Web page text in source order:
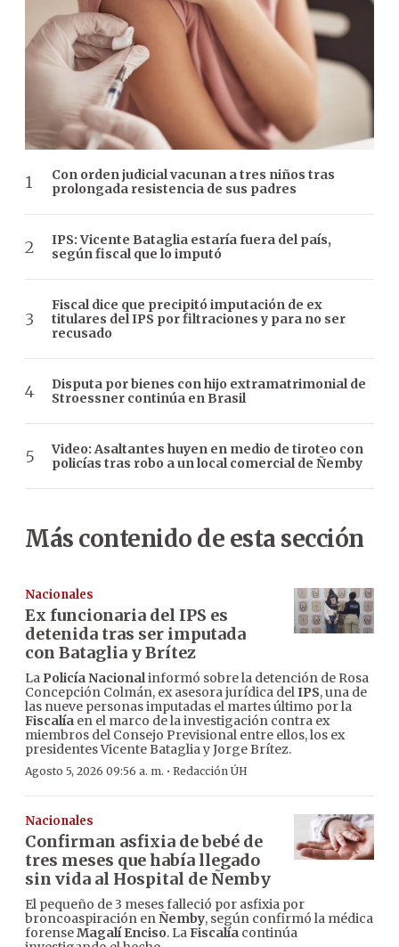
Con orden judicial vacunan a tres niños tras
prolongada resistencia de sus padres
IPS: Vicente Bataglia estaría fuera del país,
según fiscal que lo imputó
Fiscal dice que precipitó imputación de ex
titulares del IPS por filtraciones y para no ser
recusado
Disputa por bienes con hijo extramatrimonial de
Stroessner continúa en Brasil
Video: Asaltantes huyen en medio de tiroteo con
policías tras robo a un local comercial de Ñemby
Más contenido de esta sección
Nacionales
Ex funcionaria del IPS es
detenida tras ser imputada
con Bataglia y Brítez
La Policía Nacionalinformó sobre la detención de Rosa
Concepción Colmán, ex asesora jurídica delIPS, una de
las nueve personas imputadas el martes último por la
Fiscalía en el marco de la investigación contra ex
miembros del Consejo Previsional entre ellos, los ex
presidentes Vicente Bataglia y Jorge Brítez.
Agosto 5, 2026 09:56 a. m. · Redacción ÚH
Nacionales
Confirman asfixia de bebé de
tres meses que había llegado
sin vida al Hospital de Ñemby
El pequeño de 3 meses falleció por asfixia por
broncoaspiración enÑemby, según confirmó la médica
forenseMagalí Enciso. LaFiscalía continúa